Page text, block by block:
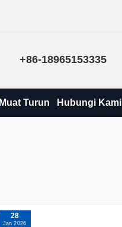
+86-18965153335
Muat Turun Hubungi Kami
28
Jan 2026